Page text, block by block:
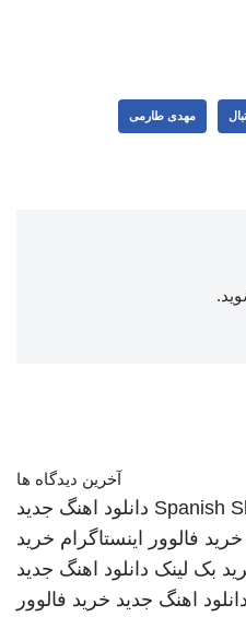
مهدی طارمی
.
آخرین دیدگاه ها
Spanish دانلود اهنگ جدید
خرید فالوور اینستاگرام خرید
بک لینک دانلود اهنگ جدید
دانلود اهنگ جدید خرید فالوور